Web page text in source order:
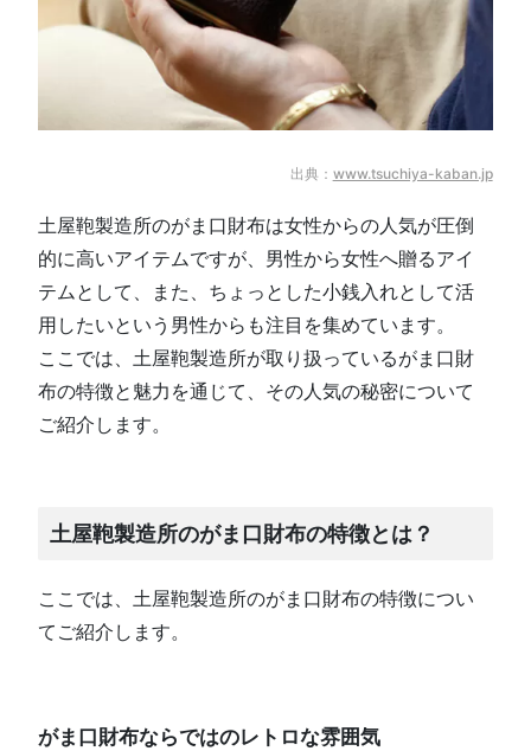
出典： www.tsuchiya-kaban.jp
土屋鞄製造所のがま口財布は女性からの人気が圧倒
的に高いアイテムですが、男性から女性へ贈るアイ
テムとして、また、ちょっとした小銭入れとして活
用したいという男性からも注目を集めています。
ここでは、土屋鞄製造所が取り扱っているがま口財
布の特徴と魅力を通じて、その人気の秘密について
ご紹介します。
土屋鞄製造所のがま口財布の特徴とは？
ここでは、土屋鞄製造所のがま口財布の特徴につい
てご紹介します。
がま口財布ならではのレトロな雰囲気